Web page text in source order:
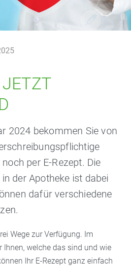
JETZT
2024 bekommen Sie von
per E-Rezept. Die
der Apotheke ist dabei
dafür verschiedene
Wege zur Verfügung. Im
Ihnen, welche das sind und wie
Ihr E-Rezept ganz einfach